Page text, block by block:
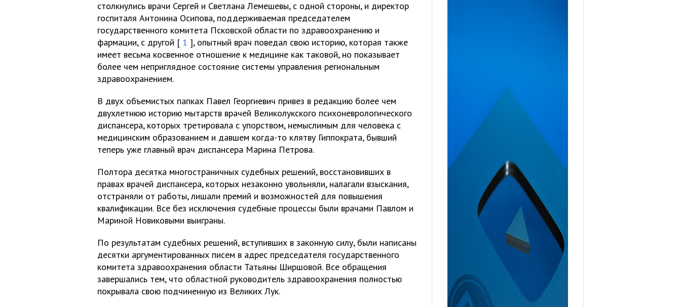
столкнулись врачи Сергей и Светлана Лемешевы, с одной стороны, и директор
госпиталя Антонина Осипова, поддерживаемая председателем
государственного комитета Псковской области по здравоохранению и
фармации, с другой [ 1 ], опытный врач поведал свою историю, которая также
имеет весьма косвенное отношение к медицине как таковой, но показывает
более чем неприглядное состояние системы управления региональным
здравоохранением.
В двух объемистых папках Павел Георгиевич привез в редакцию более чем
двухлетнюю историю мытарств врачей Великолукского психоневрологического
диспансера, которых третировала с упорством, немыслимым для человека с
медицинским образованием и давшем когда-то клятву Гиппократа, бывший
теперь уже главный врач диспансера Марина Петрова.
Полтора десятка многостраничных судебных решений, восстановивших в
правах врачей диспансера, которых незаконно увольняли, налагали взыскания,
отстраняли от работы, лишали премий и возможностей для повышения
квалификации. Все без исключения судебные процессы были врачами Павлом и
Мариной Новиковыми выиграны.
По результатам судебных решений, вступивших в законную силу, были написаны
десятки аргументированных писем в адрес председателя государственного
комитета здравоохранения области Татьяны Ширшовой. Все обращения
завершались тем, что областной руководитель здравоохранения полностью
покрывала свою подчиненную из Великих Лук.